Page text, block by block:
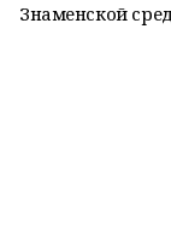
Знаменской